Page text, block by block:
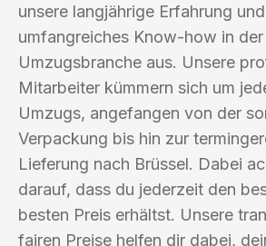
unsere langjährige Erfahrung
umfangreiches Know-how in der
Umzugsbranche aus. Unsere
Mitarbeiter kümmern sich um
Umzugs, angefangen von der
Verpackung bis hin zur
Lieferung nach Brüssel. Dabei
darauf, dass du jederzeit den
besten Preis erhältst. Unsere
fairen Preise helfen dir dabei,